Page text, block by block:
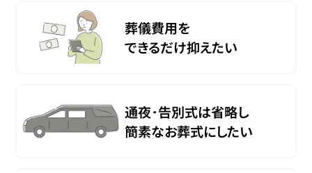
葬儀費用を
できるだけ抑えたい
通夜･告別式は省略し
簡素なお葬式にしたい